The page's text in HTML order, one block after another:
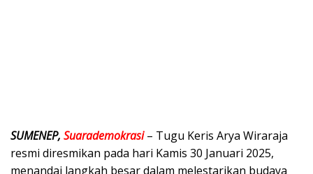
SUMENEP, Suarademokrasi– Tugu Keris Arya Wiraraja
resmi diresmikan pada hari Kamis 30 Januari 2025,
menandai langkah besar dalam melestarikan budaya